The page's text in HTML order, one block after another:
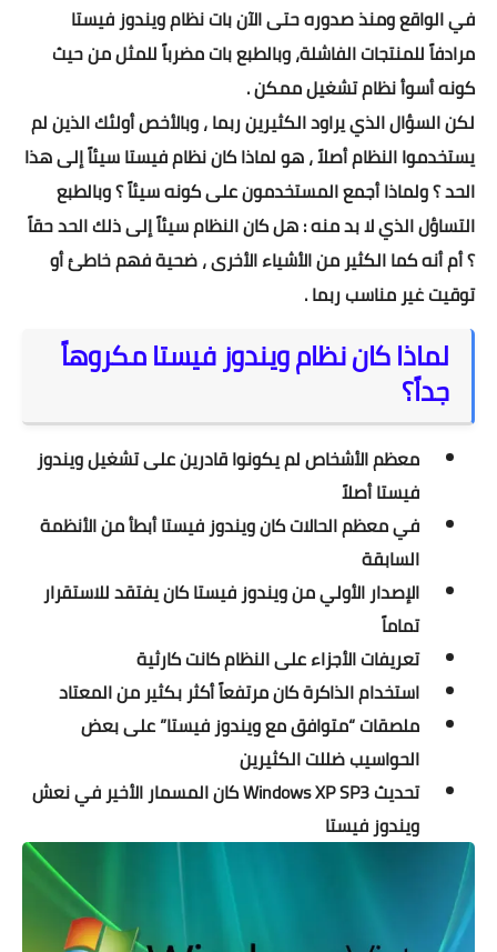
في الواقع ومنذ صدوره حتى الآن بات نظام ويندوز فيستا
مرادفاً للمنتجات الفاشلة، وبالطبع بات مضرباً للمثل من حيث
كونه أسوأ نظام تشغيل ممكن .
لكن السؤال الذي يراود الكثيرين ربما ، وبالأخص أولئك الذين لم
يستخدموا النظام أصلاً ، هو لماذا كان نظام فيستا سيئاً إلى هذا
الحد ؟ ولماذا أجمع المستخدمون على كونه سيئاً ؟ وبالطبع
التساؤل الذي لا بد منه : هل كان النظام سيئاً إلى ذلك الحد حقاً
؟ أم أنه كما الكثير من الأشياء الأخرى ، ضحية فهم خاطئ أو
توقيت غير مناسب ربما .
لماذا كان نظام ويندوز فيستا مكروهاً
جداً؟
معظم الأشخاص لم يكونوا قادرين على تشغيل ويندوز
فيستا أصلاً
في معظم الحالات كان ويندوز فيستا أبطأ من الأنظمة
السابقة
الإصدار الأولي من ويندوز فيستا كان يفتقد للاستقرار
تماماً
تعريفات الأجزاء على النظام كانت كارثية
استخدام الذاكرة كان مرتفعاً أكثر بكثير من المعتاد
ملصقات “متوافق مع ويندوز فيستا” على بعض
الحواسيب ضللت الكثيرين
تحديث Windows XP SP3 كان المسمار الأخير في نعش
ويندوز فيستا